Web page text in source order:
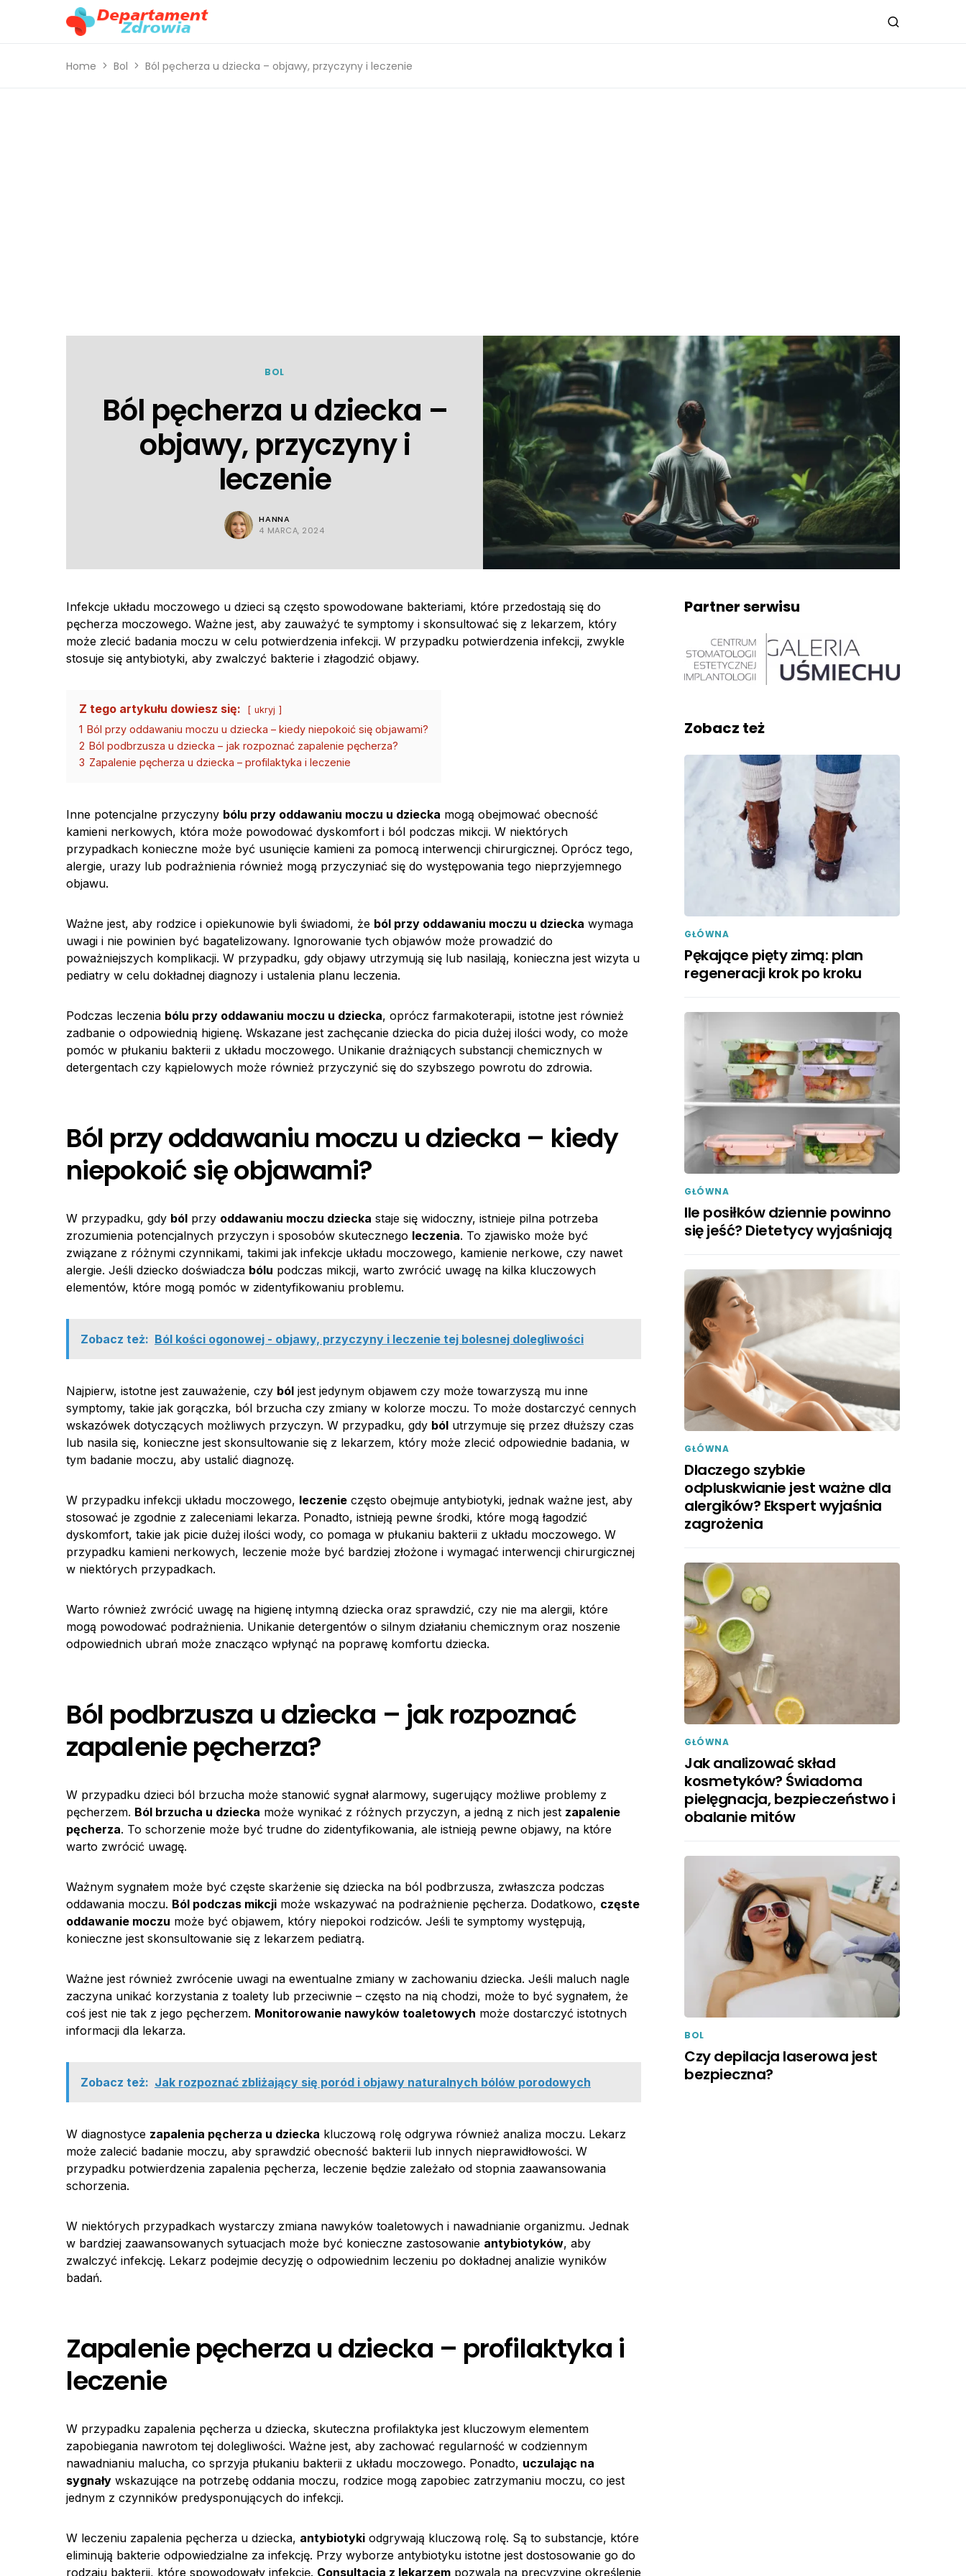
Home Bol Ból pęcherza u dziecka – objawy, przyczyny i leczenie
BOL
Ból pęcherza u dziecka –
objawy, przyczyny i
leczenie
HANNA
4 MARCA, 2024
Infekcje układu moczowego u dzieci są często spowodowane bakteriami, które przedostają się do
pęcherza moczowego. Ważne jest, aby zauważyć te symptomy i skonsultować się z lekarzem, który
może zlecić badania moczu w celu potwierdzenia infekcji. W przypadku potwierdzenia infekcji, zwykle
stosuje się antybiotyki, aby zwalczyć bakterie i złagodzić objawy.
Z tego artykułu dowiesz się: ukryj
1 Ból przy oddawaniu moczu u dziecka – kiedy niepokoić się objawami?
2 Ból podbrzusza u dziecka – jak rozpoznać zapalenie pęcherza?
3 Zapalenie pęcherza u dziecka – profilaktyka i leczenie
Inne potencjalne przyczyny bólu przy oddawaniu moczu u dziecka mogą obejmować obecność
kamieni nerkowych, która może powodować dyskomfort i ból podczas mikcji. W niektórych
przypadkach konieczne może być usunięcie kamieni za pomocą interwencji chirurgicznej. Oprócz tego,
alergie, urazy lub podrażnienia również mogą przyczyniać się do występowania tego nieprzyjemnego
objawu.
Ważne jest, aby rodzice i opiekunowie byli świadomi, że ból przy oddawaniu moczu u dziecka wymaga
uwagi i nie powinien być bagatelizowany. Ignorowanie tych objawów może prowadzić do
poważniejszych komplikacji. W przypadku, gdy objawy utrzymują się lub nasilają, konieczna jest wizyta u
pediatry w celu dokładnej diagnozy i ustalenia planu leczenia.
Podczas leczenia bólu przy oddawaniu moczu u dziecka, oprócz farmakoterapii, istotne jest również
zadbanie o odpowiednią higienę. Wskazane jest zachęcanie dziecka do picia dużej ilości wody, co może
pomóc w płukaniu bakterii z układu moczowego. Unikanie drażniących substancji chemicznych w
detergentach czy kąpielowych może również przyczynić się do szybszego powrotu do zdrowia.
Ból przy oddawaniu moczu u dziecka – kiedy
niepokoić się objawami?
W przypadku, gdy ból przy oddawaniu moczu dziecka staje się widoczny, istnieje pilna potrzeba
zrozumienia potencjalnych przyczyn i sposobów skutecznego leczenia. To zjawisko może być
związane z różnymi czynnikami, takimi jak infekcje układu moczowego, kamienie nerkowe, czy nawet
alergie. Jeśli dziecko doświadcza bólu podczas mikcji, warto zwrócić uwagę na kilka kluczowych
elementów, które mogą pomóc w zidentyfikowaniu problemu.
Zobacz też: Ból kości ogonowej - objawy, przyczyny i leczenie tej bolesnej dolegliwości
Najpierw, istotne jest zauważenie, czy ból jest jedynym objawem czy może towarzyszą mu inne
symptomy, takie jak gorączka, ból brzucha czy zmiany w kolorze moczu. To może dostarczyć cennych
wskazówek dotyczących możliwych przyczyn. W przypadku, gdy ból utrzymuje się przez dłuższy czas
lub nasila się, konieczne jest skonsultowanie się z lekarzem, który może zlecić odpowiednie badania, w
tym badanie moczu, aby ustalić diagnozę.
W przypadku infekcji układu moczowego, leczenie często obejmuje antybiotyki, jednak ważne jest, aby
stosować je zgodnie z zaleceniami lekarza. Ponadto, istnieją pewne środki, które mogą łagodzić
dyskomfort, takie jak picie dużej ilości wody, co pomaga w płukaniu bakterii z układu moczowego. W
przypadku kamieni nerkowych, leczenie może być bardziej złożone i wymagać interwencji chirurgicznej
w niektórych przypadkach.
Warto również zwrócić uwagę na higienę intymną dziecka oraz sprawdzić, czy nie ma alergii, które
mogą powodować podrażnienia. Unikanie detergentów o silnym działaniu chemicznym oraz noszenie
odpowiednich ubrań może znacząco wpłynąć na poprawę komfortu dziecka.
Ból podbrzusza u dziecka – jak rozpoznać
zapalenie pęcherza?
W przypadku dzieci ból brzucha może stanowić sygnał alarmowy, sugerujący możliwe problemy z
pęcherzem. Ból brzucha u dziecka może wynikać z różnych przyczyn, a jedną z nich jest zapalenie
pęcherza. To schorzenie może być trudne do zidentyfikowania, ale istnieją pewne objawy, na które
warto zwrócić uwagę.
Ważnym sygnałem może być częste skarżenie się dziecka na ból podbrzusza, zwłaszcza podczas
oddawania moczu. Ból podczas mikcji może wskazywać na podrażnienie pęcherza. Dodatkowo, częste
oddawanie moczu może być objawem, który niepokoi rodziców. Jeśli te symptomy występują,
konieczne jest skonsultowanie się z lekarzem pediatrą.
Ważne jest również zwrócenie uwagi na ewentualne zmiany w zachowaniu dziecka. Jeśli maluch nagle
zaczyna unikać korzystania z toalety lub przeciwnie – często na nią chodzi, może to być sygnałem, że
coś jest nie tak z jego pęcherzem. Monitorowanie nawyków toaletowych może dostarczyć istotnych
informacji dla lekarza.
Zobacz też: Jak rozpoznać zbliżający się poród i objawy naturalnych bólów porodowych
W diagnostyce zapalenia pęcherza u dziecka kluczową rolę odgrywa również analiza moczu. Lekarz
może zalecić badanie moczu, aby sprawdzić obecność bakterii lub innych nieprawidłowości. W
przypadku potwierdzenia zapalenia pęcherza, leczenie będzie zależało od stopnia zaawansowania
schorzenia.
W niektórych przypadkach wystarczy zmiana nawyków toaletowych i nawadnianie organizmu. Jednak
w bardziej zaawansowanych sytuacjach może być konieczne zastosowanie antybiotyków, aby
zwalczyć infekcję. Lekarz podejmie decyzję o odpowiednim leczeniu po dokładnej analizie wyników
badań.
Zapalenie pęcherza u dziecka – profilaktyka i
leczenie
W przypadku zapalenia pęcherza u dziecka, skuteczna profilaktyka jest kluczowym elementem
zapobiegania nawrotom tej dolegliwości. Ważne jest, aby zachować regularność w codziennym
nawadnianiu malucha, co sprzyja płukaniu bakterii z układu moczowego. Ponadto, uczulając na
sygnały wskazujące na potrzebę oddania moczu, rodzice mogą zapobiec zatrzymaniu moczu, co jest
jednym z czynników predysponujących do infekcji.
W leczeniu zapalenia pęcherza u dziecka, antybiotyki odgrywają kluczową rolę. Są to substancje, które
eliminują bakterie odpowiedzialne za infekcję. Przy wyborze antybiotyku istotne jest dostosowanie go do
rodzaju bakterii, które spowodowały infekcję. Consultacja z lekarzem pozwala na precyzyjne określenie
Partner serwisu
Zobacz też
GŁÓWNA
Pękające pięty zimą: plan
regeneracji krok po kroku
GŁÓWNA
Ile posiłków dziennie powinno
się jeść? Dietetycy wyjaśniają
GŁÓWNA
Dlaczego szybkie
odpluskwianie jest ważne dla
alergików? Ekspert wyjaśnia
zagrożenia
GŁÓWNA
Jak analizować skład
kosmetyków? Świadoma
pielęgnacja, bezpieczeństwo i
obalanie mitów
BOL
Czy depilacja laserowa jest
bezpieczna?